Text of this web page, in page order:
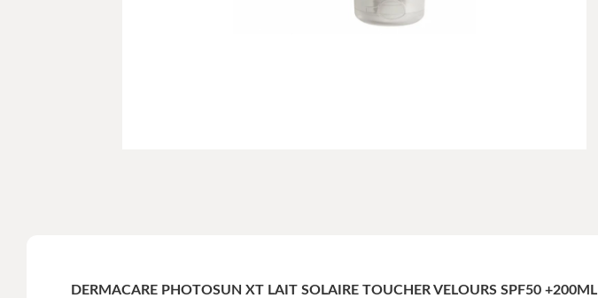
DERMACARE PHOTOSUN XT LAIT SOLAIRE TOUCHER VELOURS SPF50 +200ML